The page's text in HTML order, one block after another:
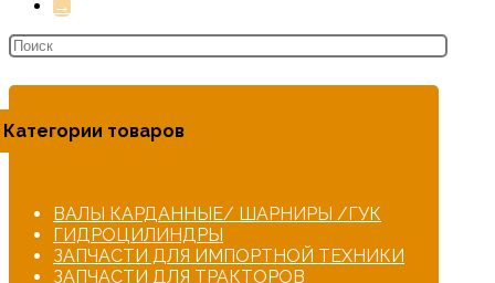
→
Категории товаров
ВАЛЫ КАРДАННЫЕ/ ШАРНИРЫ /ГУК
ГИДРОЦИЛИНДРЫ
ЗАПЧАСТИ ДЛЯ ИМПОРТНОЙ ТЕХНИКИ
ЗАПЧАСТИ ДЛЯ ТРАКТОРОВ